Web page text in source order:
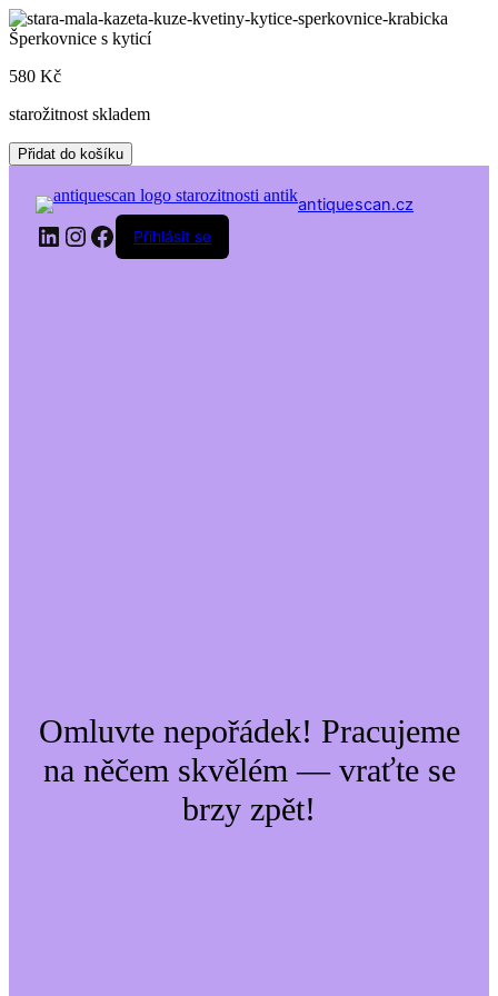
Skip
to
Šperkovnice s kyticí
580 Kč
starožitnost skladem
Šperkovnice
s
množství
Přidat do košíku
antiquescan.cz
LinkedIn
Instagram
Facebook
Přihlásit se
Omluvte nepořádek! Pracujeme
na něčem skvělém — vraťte se
brzy zpět!